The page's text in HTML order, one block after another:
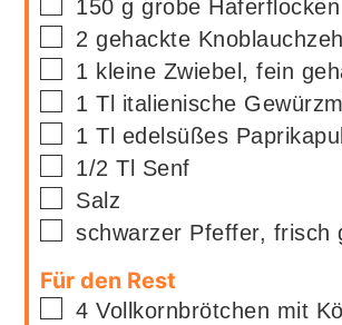
150 g grobe Haferflocken
▢
2 gehackte
▢
1 kleine Zwiebel, fein
▢
1 Tl italienische
▢
1 Tl edelsüßes
▢
1/2 Tl Senf
▢
Salz
▢
schwarzer Pfeffer, frisch
Für den Rest
▢
4 Vollkornbrötchen mit